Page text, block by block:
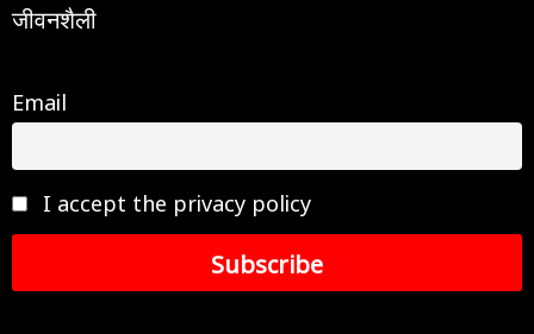
जीवनशैली
Email
I accept the privacy policy